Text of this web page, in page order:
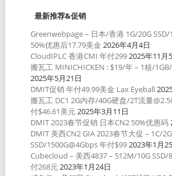
最新推荐&促销
Greenwebpage – 日本/香港 1G/20G SSD/
50%优惠后17.79美金 2026年4月4日
CloudIPLC 香港CMI 年付2992025年11月
搬瓦工 MINICHICKEN : $19/年 – 1核/
2025年5月21日
DMIT促销 年付49.99美金 Lax Eyeball
搬瓦工 DC1 2G内存/40G硬盘/2T流量
付$46.61美元2025年3月11日
DMIT 2023春节促销 日本CN2 50%优惠码
DMIT 美西CN2 GIA 2023春节大促 – 1C/
SSD/1500G@4Gbps 年付$992023年1月
Cubecloud – 美西4837 – 512M/10G SSD/
付268元2023年1月24日